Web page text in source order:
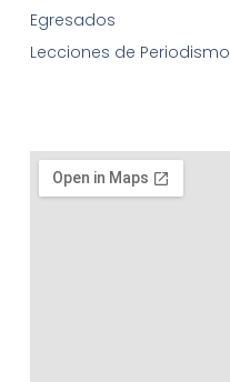
Egresados
Lecciones de Periodismo